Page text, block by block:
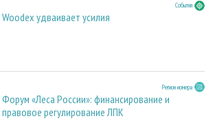
События
Woodex удваивает усилия
Регион номера
Форум «Леса России»: финансирование и
правовое регулирование ЛПК